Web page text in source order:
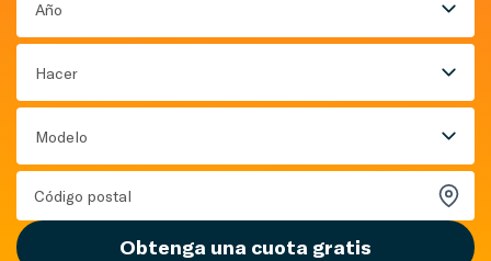
Año
Hacer
Modelo
Obtenga una cuota gratis